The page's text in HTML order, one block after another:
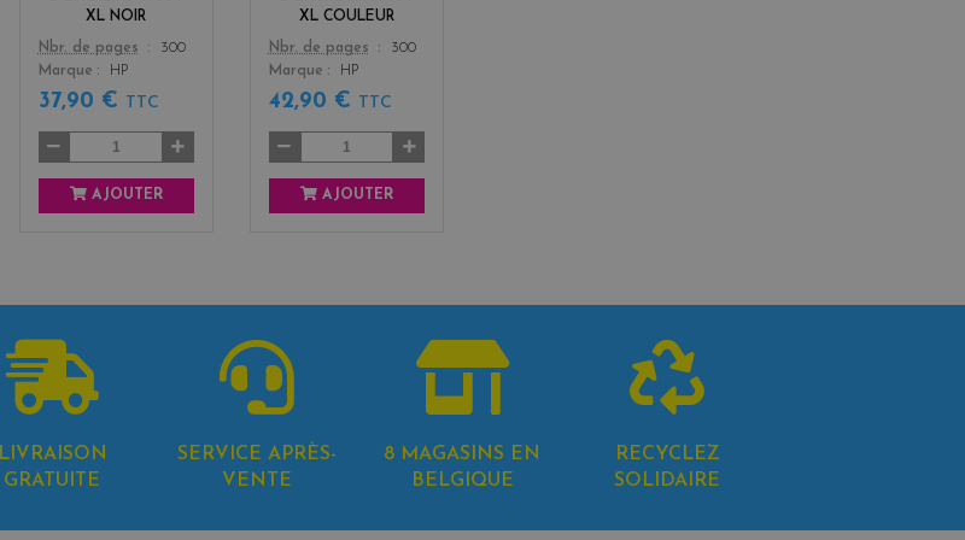
XL NOIR
Color
Nbr. de pages
300
Marque
HP
37,90 € TTC
AJOUTER
XL COULEUR
Color
Nbr. de pages
300
Marque
HP
42,90 € TTC
AJOUTER
LIVRAISON
GRATUITE
SERVICE APRÈS-
VENTE
8 MAGASINS EN
BELGIQUE
RECYCLEZ
SOLIDAIRE